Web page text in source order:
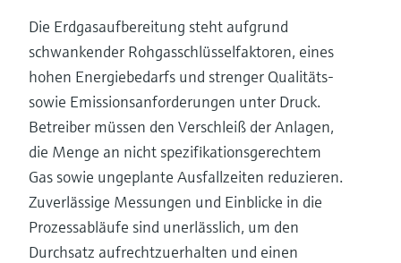
Die Erdgasaufbereitung steht aufgrund
schwankender Rohgasschlüsselfaktoren, eines
hohen Energiebedarfs und strenger Qualitäts-
sowie Emissionsanforderungen unter Druck.
Betreiber müssen den Verschleiß der Anlagen,
die Menge an nicht spezifikationsgerechtem
Gas sowie ungeplante Ausfallzeiten reduzieren.
Zuverlässige Messungen und Einblicke in die
Prozessabläufe sind unerlässlich, um den
Durchsatz aufrechtzuerhalten und einen